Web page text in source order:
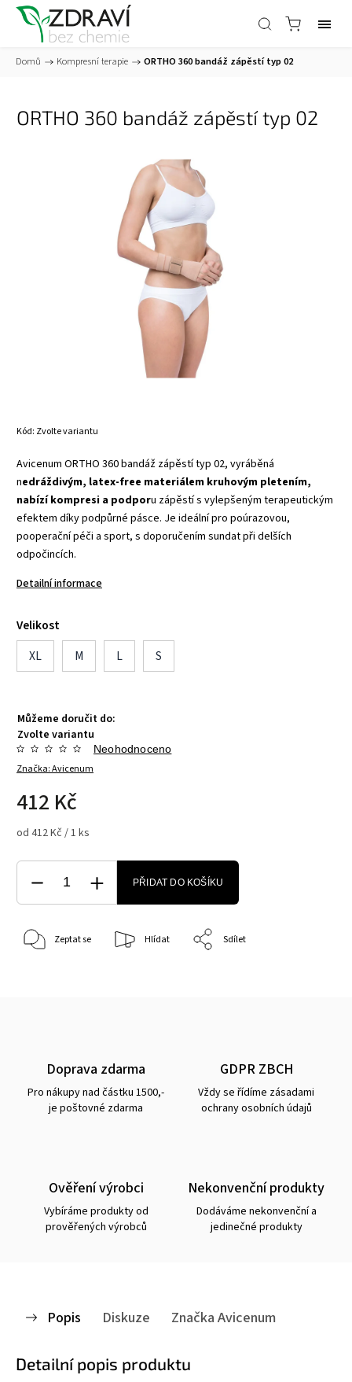
Domů / Kompresní terapie / ORTHO 360 bandáž zápěstí typ 02
ORTHO 360 bandáž zápěstí typ 02
Kód: Zvolte variantu
Avicenum ORTHO 360 bandáž zápěstí typ 02, vyráběná
nedráždivým, latex-free materiálem kruhovým pletením,
nabízí kompresi a podporu zápěstí s vylepšeným terapeutickým
efektem díky podpůrné pásce. Je ideální pro poúrazovou,
pooperační péči a sport, s doporučením sundat při delších
odpočincích.
Detailní informace
Velikost
XL
M L S
Můžeme doručit do:
Zvolte variantu
Značka:Avicenum
Neohodnoceno
412 Kč
od 412 Kč / 1 ks
PŘIDAT DO KOŠÍKU
Zeptat se Hlídat Sdílet
Doprava zdarma
Pro nákupy nad částku 1500,-
je poštovné zdarma
GDPR ZBCH
Vždy se řídíme zásadami
ochrany osobních údajů
Ověření výrobci
Vybíráme produkty od
prověřených výrobců
Nekonvenční produkty
Dodáváme nekonvenční a
jedinečné produkty
Popis Diskuze ZnačkaAvicenum
Detailní popis produktu